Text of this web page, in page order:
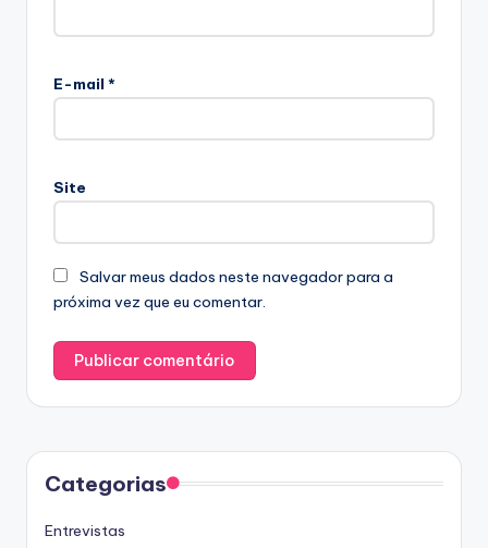
E-mail *
Site
Salvar meus dados neste navegador para a
próxima vez que eu comentar.
Categorias
Entrevistas